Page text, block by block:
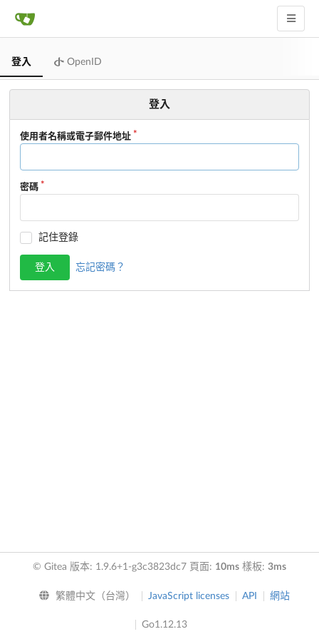
登入 OpenID
登入
使用者名稱或電子郵件地址
密碼
記住登錄
登入 忘記密碼？
© Gitea 版本: 1.9.6+1-g3c3823dc7 頁面: 10ms 樣板: 3ms
繁體中文（台灣） JavaScript licenses API 網站
Go1.12.13